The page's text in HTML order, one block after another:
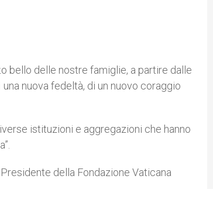
bello delle nostre famiglie, a partire dalle
nuova fedeltà, di un nuovo coraggio
istituzioni e aggregazioni che hanno
della Fondazione Vaticana